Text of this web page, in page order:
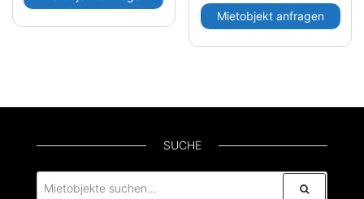
Mietobjekt anfragen
SUCHE